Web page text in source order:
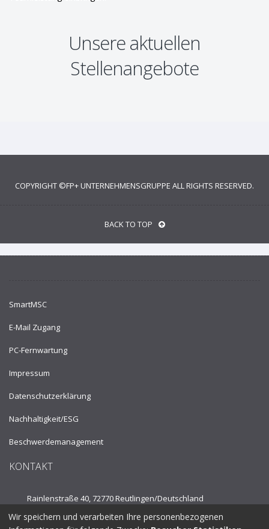
Unsere aktuellen
Stellenangebote
COPYRIGHT ©FP+ UNTERNEHMENSGRUPPE ALL RIGHTS RESERVED.
BACK TO TOP
SmartMSC
E-Mail Zugang
PC-Fernwartung
Impressum
Datenschutzerklärung
Nachhaltigkeit/ESG
Beschwerdemanagement
KONTAKT
Rainlenstraße 40, 72770 Reutlingen/Deutschland
Tel.: +49 7121 53910
Wir speichern und verarbeiten Ihre personenbezogenen